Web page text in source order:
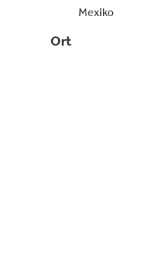
Mexiko
Ort